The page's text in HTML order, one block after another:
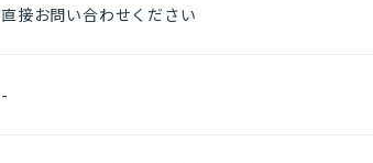
直接お問い合わせください
-